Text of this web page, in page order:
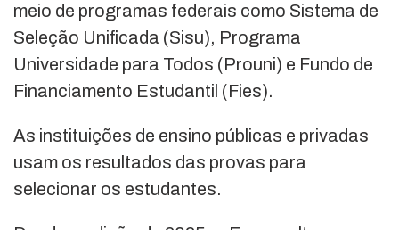
meio de programas federais como Sistema de
Seleção Unificada (Sisu), Programa
Universidade para Todos (Prouni) e Fundo de
Financiamento Estudantil (Fies).
As instituições de ensino públicas e privadas
usam os resultados das provas para
selecionar os estudantes.